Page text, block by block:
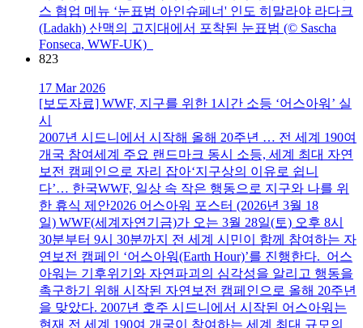
스 협업 메뉴 ‘눈표범 아인슈페너' 인도 히말라야 라다크
(Ladakh) 산맥의 고지대에서 포착된 눈표범 (© Sascha
Fonseca, WWF-UK)
823
17 Mar 2026
[보도자료] WWF, 지구를 위한 1시간 소등 ‘어스아워’ 실
시
2007년 시드니에서 시작해 올해 20주년 … 전 세계 190여
개국 참여세계 주요 랜드마크 동시 소등, 세계 최대 자연
보전 캠페인으로 자리 잡아‘지구상의 이유로 쉽니
다’… 한국WWF, 일상 속 작은 행동으로 지구와 나를 위
한 휴식 제안2026 어스아워 포스터 (2026년 3월 18
일) WWF(세계자연기금)가 오는 3월 28일(토) 오후 8시
30분부터 9시 30분까지 전 세계 시민이 함께 참여하는 자
연보전 캠페인 ‘어스아워(Earth Hour)’를 진행한다. 어스
아워는 기후위기와 자연파괴의 심각성을 알리고 행동을
촉구하기 위해 시작된 자연보전 캠페인으로 올해 20주년
을 맞았다. 2007년 호주 시드니에서 시작된 어스아워는
현재 전 세계 190여 개국이 참여하는 세계 최대 규모의